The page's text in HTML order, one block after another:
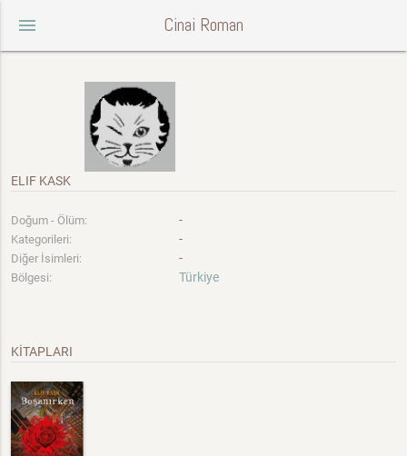
menu Cinai Roman
ELIF KASK
Doğum - Ölüm: -
Kategorileri: -
Diğer İsimleri: -
Bölgesi: Türkiye
KİTAPLARI